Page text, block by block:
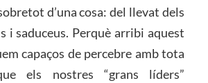
d’una cosa: del llevat dels
i saduceus. Perquè arribi aquest
capaços de percebre amb tota
els nostres “grans líders”